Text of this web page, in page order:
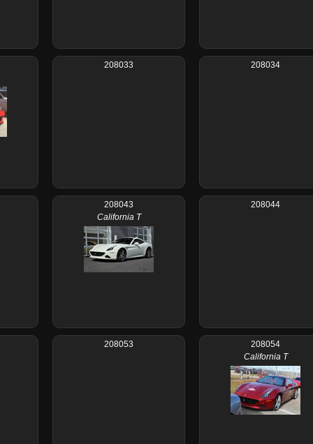
208033 208034
208043
California T
208044
208053
208054
California T